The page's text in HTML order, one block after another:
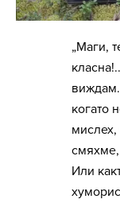
„Маги,
когато
Или